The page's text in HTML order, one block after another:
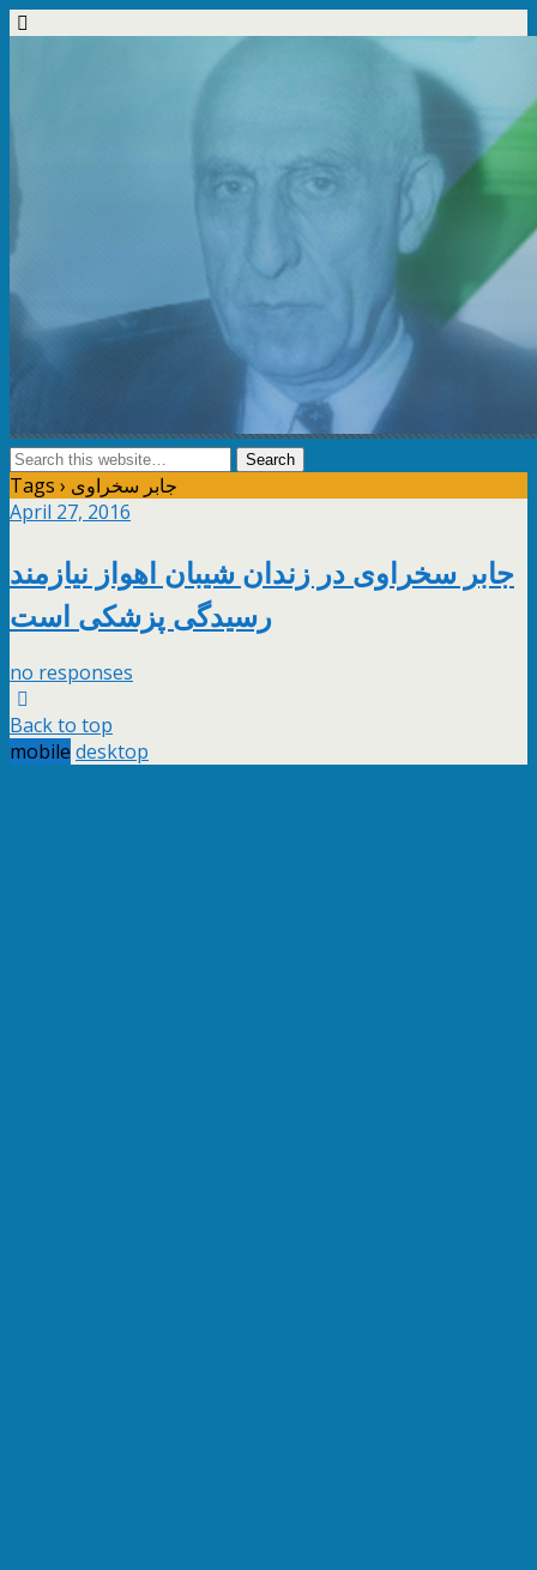
Tags › جابر سخراوى
April 27, 2016
جابر سخراوى در زندان شیبان اهواز نیازمند
رسیدگی پزشکی است
no responses
Back to top
mobile desktop